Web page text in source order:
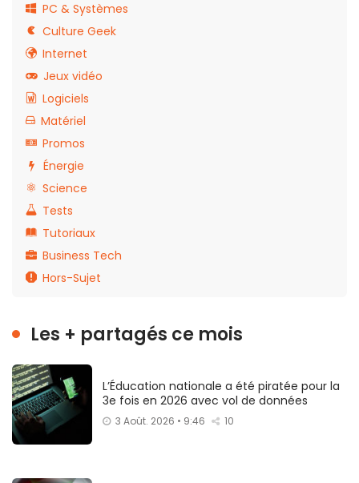
PC & Systèmes
Culture Geek
Internet
Jeux vidéo
Logiciels
Matériel
Promos
Énergie
Science
Tests
Tutoriaux
Business Tech
Hors-Sujet
Les + partagés ce mois
L’Éducation nationale a été piratée pour la
3e fois en 2026 avec vol de données
3 Août. 2026 • 9:46 10